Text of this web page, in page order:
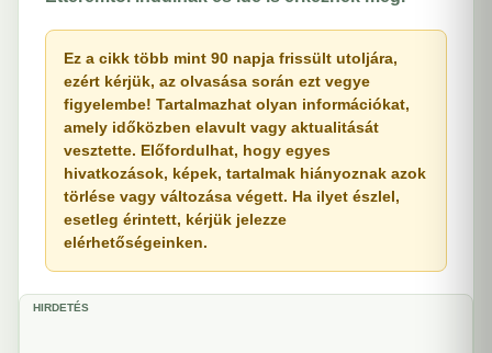
Ez a cikk több mint 90 napja frissült utoljára,
ezért kérjük, az olvasása során ezt vegye
figyelembe! Tartalmazhat olyan információkat,
amely időközben elavult vagy aktualitását
vesztette. Előfordulhat, hogy egyes
hivatkozások, képek, tartalmak hiányoznak azok
törlése vagy változása végett. Ha ilyet észlel,
esetleg érintett, kérjük jelezze
elérhetőségeinken.
HIRDETÉS